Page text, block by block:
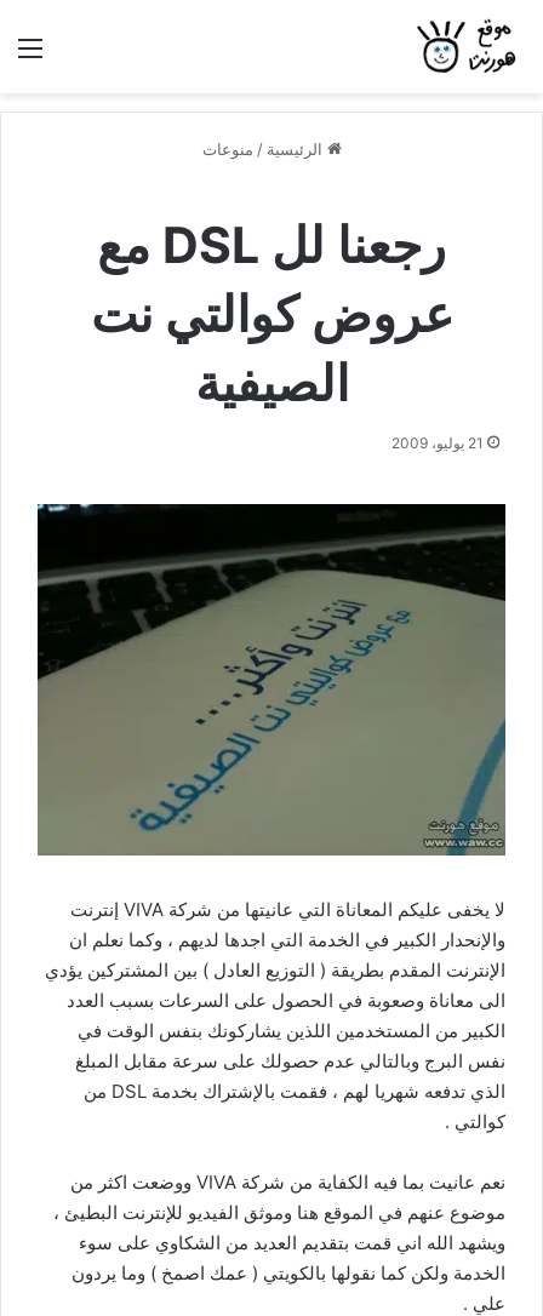
بحث
الرئيسية / منوعات
رجعنا لل DSL مع
عروض كوالتي نت
الصيفية
21 يوليو، 2009
لا يخفى عليكم المعاناة التي عانيتها من شركة VIVA إنترنت
والإنحدار الكبير في الخدمة التي اجدها لديهم ، وكما نعلم ان
الإنترنت المقدم بطريقة ( التوزيع العادل ) بين المشتركين يؤدي
الى معاناة وصعوبة في الحصول على السرعات بسبب العدد
الكبير من المستخدمين اللذين يشاركونك بنفس الوقت في
نفس البرج وبالتالي عدم حصولك على سرعة مقابل المبلغ
الذي تدفعه شهريا لهم ، فقمت بالإشتراك بخدمة DSL من
كوالتي .
نعم عانيت بما فيه الكفاية من شركة VIVA ووضعت اكثر من
موضوع عنهم في الموقع هنا وموثق الفيديو للإنترنت البطيئ ،
ويشهد الله اني قمت بتقديم العديد من الشكاوي على سوء
الخدمة ولكن كما نقولها بالكويتي ( عمك اصمخ ) وما يردون
علي .